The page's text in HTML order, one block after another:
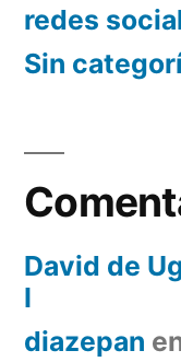
redes
Sin
David de
I
diazepan